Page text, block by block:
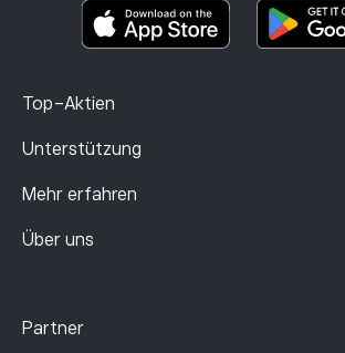
Top-Aktien
Unterstützung
Mehr erfahren
Über uns
Beschwerdedaten (FCA-Kunden)
Partner